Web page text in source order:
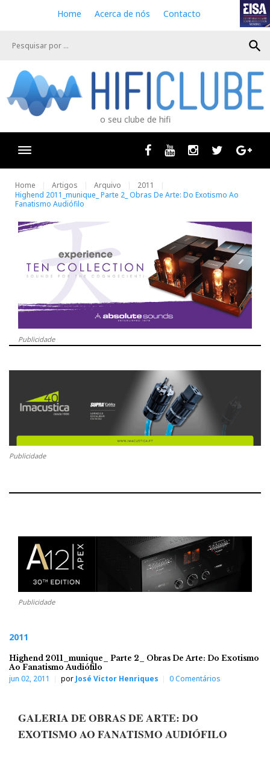
e
Home Acerca de nós Contacto
search
o seu clube de hifi
Facebook
Youtube InstagramTwitter
Home Artigos Arquivo
2011
Highend 2011_munique_ Parte 2_ Obras De Arte: Do Exotismo Ao
Fanatismo Audiófilo
Publicidade
Publicidade
Publicidade
2011
Highend 2011_munique_ Parte 2_ Obras De Arte: Do Exotismo
Ao Fanatismo Audiófilo
jun 02, 2011 por José Victor Henriques 0 Comentários
GALERIA DE OBRAS DE ARTE: DO
EXOTISMO AO FANATISMOAUDIÓFILO